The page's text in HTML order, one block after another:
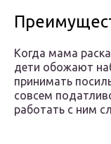
Когда мама
дети обожают
принимать
совсем
работать с ним